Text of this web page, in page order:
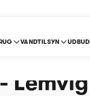
VANDTILSYN UDBUD
Lemvig